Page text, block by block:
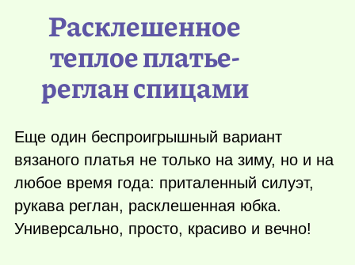
Расклешенное
теплое платье-
реглан спицами
Еще один беспроигрышный вариант
вязаного платья не только на зиму, но и на
любое время года: приталенный силуэт,
рукава реглан, расклешенная юбка.
Универсально, просто, красиво и вечно!